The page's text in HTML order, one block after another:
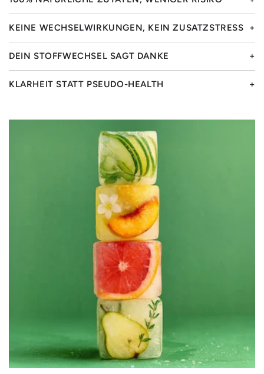
KEINE WECHSELWIRKUNGEN, KEIN ZUSATZSTRESS
DEIN STOFFWECHSEL SAGT DANKE
KLARHEIT STATT PSEUDO-HEALTH